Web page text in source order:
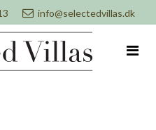
info@selectedvillas.dk